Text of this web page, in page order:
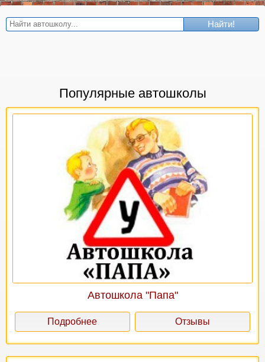
Найти!
Популярные автошколы
Автошкола "Папа"
Подробнее Отзывы